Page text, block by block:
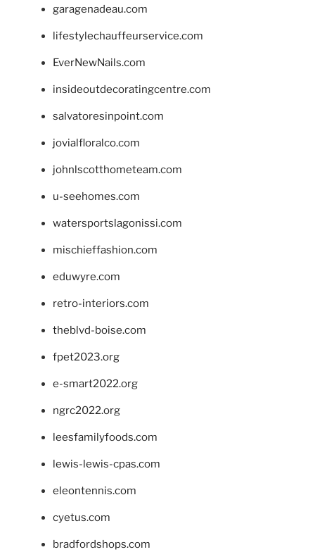
garagenadeau.com
lifestylechauffeurservice.com
EverNewNails.com
insideoutdecoratingcentre.com
salvatoresinpoint.com
jovialfloralco.com
johnlscotthometeam.com
u-seehomes.com
watersportslagonissi.com
mischieffashion.com
eduwyre.com
retro-interiors.com
theblvd-boise.com
fpet2023.org
e-smart2022.org
ngrc2022.org
leesfamilyfoods.com
lewis-lewis-cpas.com
eleontennis.com
cyetus.com
bradfordshops.com